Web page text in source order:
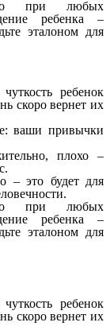
при любых
ребенка –
эталоном для
ребенок
скоро вернет их
ваши привычки
плохо –
– это будет для
при любых
ребенка –
эталоном для
ребенок
скоро вернет их